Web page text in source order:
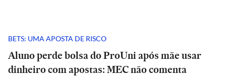
BETS: UMA APOSTA DE RISCO
Aluno perde bolsa do ProUni após mãe usar
dinheiro com apostas: MEC não comenta